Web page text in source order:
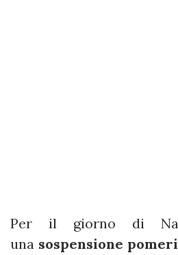
Per il giorno di
una sospensione